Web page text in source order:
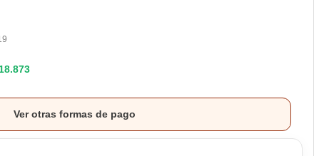
Ver otras formas de pago